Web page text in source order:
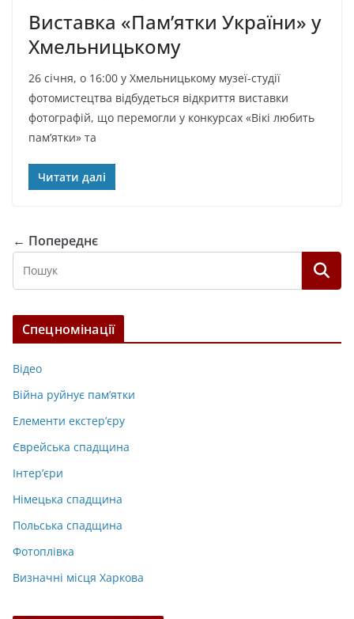
Виставка «Пам’ятки України» у
Хмельницькому
26 січня, о 16:00 у Хмельницькому музеї-студії
фотомистецтва відбудеться відкриття виставки
фотографій, що перемогли у конкурсах «Вікі любить
пам’ятки» та
Читати далі
← Попереднє
Спецномінації
Відео
Війна руйнує пам’ятки
Елементи екстер’єру
Єврейська спадщина
Інтер’єри
Німецька спадщина
Польська спадщина
Фотоплівка
Визначні місця Харкова